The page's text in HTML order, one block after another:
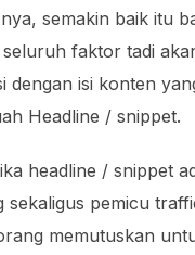
semakin baik itu
seluruh faktor tadi
dengan isi konten
Headline / snippet.
headline / snippet
sekaligus pemicu
memutuskan